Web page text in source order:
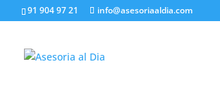
91 904 97 21 info@asesoriaaldia.com